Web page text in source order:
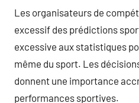
Les organisateurs de
excessif des prédictions
excessive aux statistiques
même du sport. Les
donnent une importance
performances sportives.